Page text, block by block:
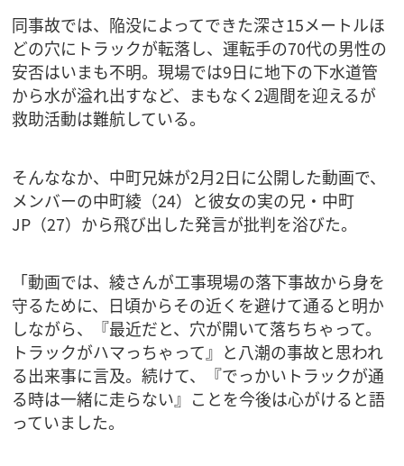
同事故では、陥没によってできた深さ15メートルほ
どの穴にトラックが転落し、運転手の70代の男性の
安否はいまも不明。現場では9日に地下の下水道管
から水が溢れ出すなど、まもなく2週間を迎えるが
救助活動は難航している。
そんななか、中町兄妹が2月2日に公開した動画で、
メンバーの中町綾（24）と彼女の実の兄・中町
JP（27）から飛び出した発言が批判を浴びた。
「動画では、綾さんが工事現場の落下事故から身を
守るために、日頃からその近くを避けて通ると明か
しながら、『最近だと、穴が開いて落ちちゃって。
トラックがハマっちゃって』と八潮の事故と思われ
る出来事に言及。続けて、『でっかいトラックが通
る時は一緒に走らない』ことを今後は心がけると語
っていました。